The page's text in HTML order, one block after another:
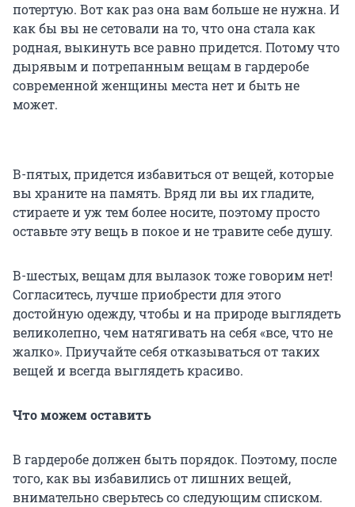
потертую. Вот как раз она вам больше не нужна. И
как бы вы не сетовали на то, что она стала как
родная, выкинуть все равно придется. Потому что
дырявым и потрепанным вещам в гардеробе
современной женщины места нет и быть не
может.
В-пятых, придется избавиться от вещей, которые
вы храните на память. Вряд ли вы их гладите,
стираете и уж тем более носите, поэтому просто
оставьте эту вещь в покое и не травите себе душу.
В-шестых, вещам для вылазок тоже говорим нет!
Согласитесь, лучше приобрести для этого
достойную одежду, чтобы и на природе выглядеть
великолепно, чем натягивать на себя «все, что не
жалко». Приучайте себя отказываться от таких
вещей и всегда выглядеть красиво.
Что можем оставить
В гардеробе должен быть порядок. Поэтому, после
того, как вы избавились от лишних вещей,
внимательно сверьтесь со следующим списком.